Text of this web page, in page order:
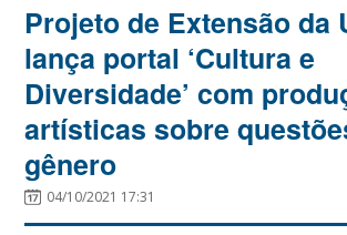
Projeto de Extensão da
lança portal ‘Cultura e
Diversidade’ com
artísticas sobre
gênero
04/10/2021 17:31